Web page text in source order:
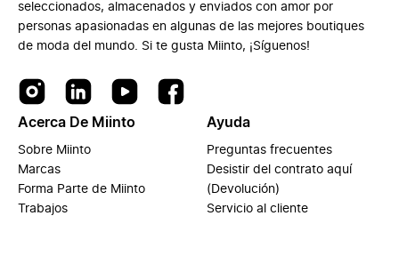
seleccionados, almacenados y enviados con amor por
personas apasionadas en algunas de las mejores boutiques
de moda del mundo. Si te gusta Miinto, ¡Síguenos!
Acerca De Miinto
Sobre Miinto
Marcas
Forma Parte de Miinto
Trabajos
Ayuda
Preguntas frecuentes
Desistir del contrato aquí
(Devolución)
Servicio al cliente